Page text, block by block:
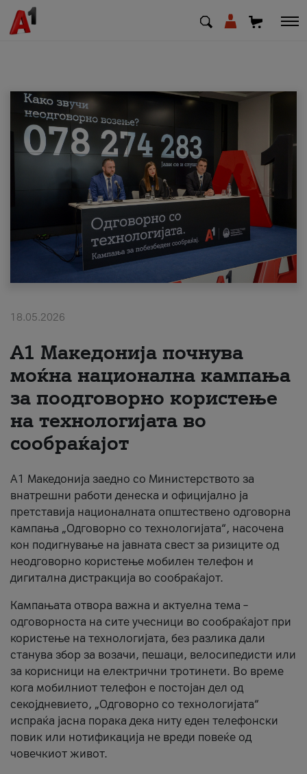
МК EN SQ
Деловни
Поддршка
Надополни кредит
#ПодобарОнлајн
18.05.2026
A1 Македонија почнува
моќна национална кампања
за поодговорно користење
на технологијата во
сообраќајот
A1 Македонија заедно со Министерството за
внатрешни работи денеска и официјално ја
претставија националната општествено одговорна
кампања „Одговорно со технологијата“, насочена
кон подигнување на јавната свест за ризиците од
неодговорно користење мобилен телефон и
дигитална дистракција во сообраќајот.
Кампањата отвора важна и актуелна тема –
одговорноста на сите учесници во сообраќајот при
користење на технологијата, без разлика дали
станува збор за возачи, пешаци, велосипедисти или
за корисници на електрични тротинети. Во време
кога мобилниот телефон е постојан дел од
секојдневието, „Одговорно со технологијата“
испраќа јасна порака дека ниту еден телефонски
повик или нотификација не вреди повеќе од
човечкиот живот.